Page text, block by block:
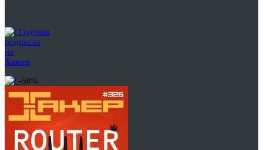
Годовая
подписка
на
Хакер
-50%